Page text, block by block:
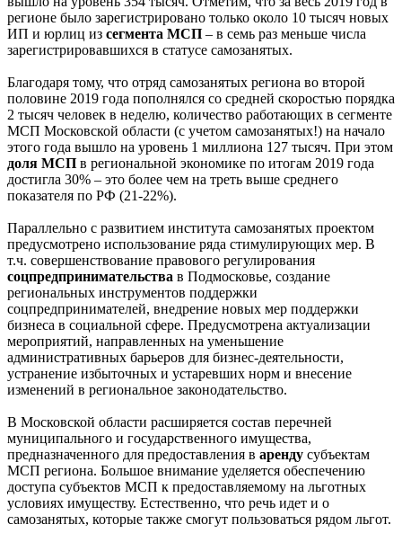
регионе было зарегистрировано только около 10 тысяч новых
ИП и юрлиц из сегмента МСП – в семь раз меньше числа
зарегистрировавшихся в статусе самозанятых.
Благодаря тому, что отряд самозанятых региона во второй
половине 2019 года пополнялся со средней скоростью порядка
2 тысяч человек в неделю, количество работающих в сегменте
МСП Московской области (с учетом самозанятых!) на начало
этого года вышло на уровень 1 миллиона 127 тысяч. При этом
доля МСП в региональной экономике по итогам 2019 года
достигла 30% – это более чем на треть выше среднего
показателя по РФ (21-22%).
Параллельно с развитием института самозанятых проектом
предусмотрено использование ряда стимулирующих мер. В
т.ч. совершенствование правового регулирования
соцпредпринимательства в Подмосковье, создание
региональных инструментов поддержки
соцпредпринимателей, внедрение новых мер поддержки
бизнеса в социальной сфере. Предусмотрена актуализации
мероприятий, направленных на уменьшение
административных барьеров для бизнес-деятельности,
устранение избыточных и устаревших норм и внесение
изменений в региональное законодательство.
В Московской области расширяется состав перечней
муниципального и государственного имущества,
предназначенного для предоставления в аренду субъектам
МСП региона. Большое внимание уделяется обеспечению
доступа субъектов МСП к предоставляемому на льготных
условиях имуществу. Естественно, что речь идет и о
самозанятых, которые также смогут пользоваться рядом льгот.